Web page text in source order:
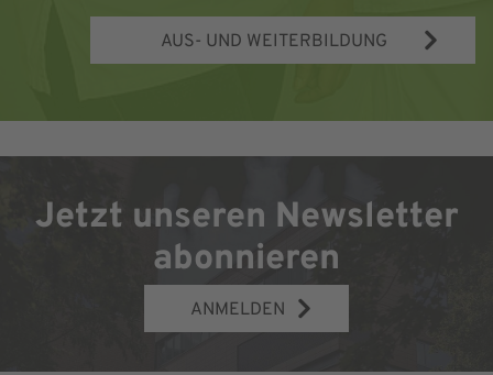
AUS- UND WEITERBILDUNG
Jetzt unseren Newsletter
abonnieren
ANMELDEN